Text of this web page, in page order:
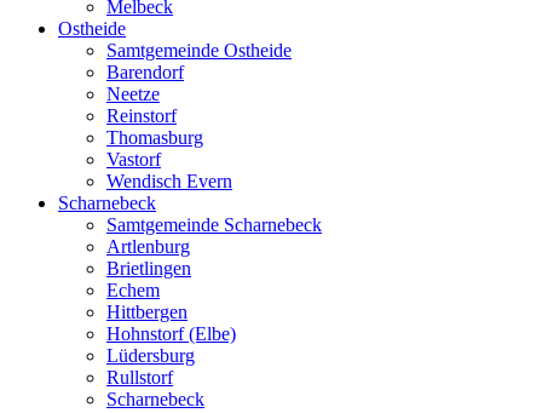
Melbeck
Ostheide
Samtgemeinde Ostheide
Barendorf
Neetze
Reinstorf
Thomasburg
Vastorf
Wendisch Evern
Scharnebeck
Samtgemeinde Scharnebeck
Artlenburg
Brietlingen
Echem
Hittbergen
Hohnstorf (Elbe)
Lüdersburg
Rullstorf
Scharnebeck